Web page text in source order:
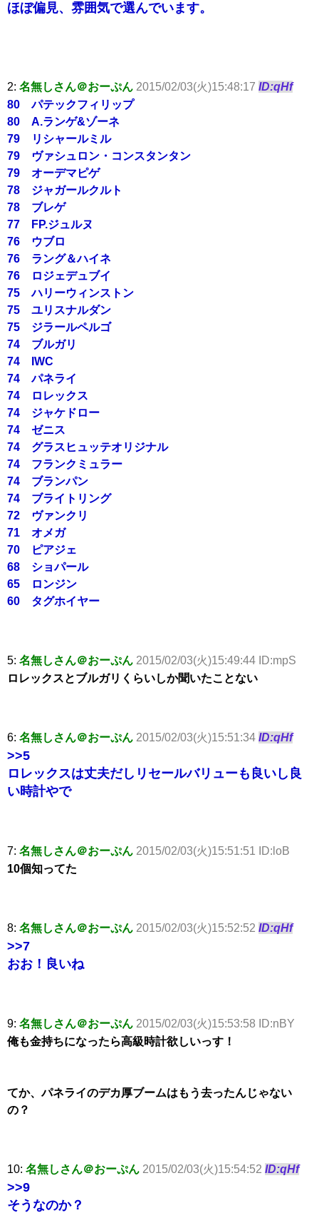
ほぼ偏見、雰囲気で選んでいます。
2: 名無しさん＠おーぷん 2015/02/03(火)15:48:17 ID:qHf
80 パテックフィリップ
80 A.ランゲ&ゾーネ
79 リシャールミル
79 ヴァシュロン・コンスタンタン
79 オーデマピゲ
78 ジャガールクルト
78 ブレゲ
77 FP.ジュルヌ
76 ウブロ
76 ラング＆ハイネ
76 ロジェデュブイ
75 ハリーウィンストン
75 ユリスナルダン
75 ジラールペルゴ
74 ブルガリ
74 IWC
74 パネライ
74 ロレックス
74 ジャケドロー
74 ゼニス
74 グラスヒュッテオリジナル
74 フランクミュラー
74 ブランパン
74 ブライトリング
72 ヴァンクリ
71 オメガ
70 ピアジェ
68 ショパール
65 ロンジン
60 タグホイヤー
5: 名無しさん＠おーぷん 2015/02/03(火)15:49:44 ID:mpS
ロレックスとブルガリくらいしか聞いたことない
6: 名無しさん＠おーぷん 2015/02/03(火)15:51:34 ID:qHf
>>5
ロレックスは丈夫だしリセールバリューも良いし良
い時計やで
7: 名無しさん＠おーぷん 2015/02/03(火)15:51:51 ID:loB
10個知ってた
8: 名無しさん＠おーぷん 2015/02/03(火)15:52:52 ID:qHf
>>7
おお！良いね
9: 名無しさん＠おーぷん 2015/02/03(火)15:53:58 ID:nBY
俺も金持ちになったら高級時計欲しいっす！
てか、パネライのデカ厚ブームはもう去ったんじゃない
の？
10: 名無しさん＠おーぷん 2015/02/03(火)15:54:52 ID:qHf
>>9
そうなのか？